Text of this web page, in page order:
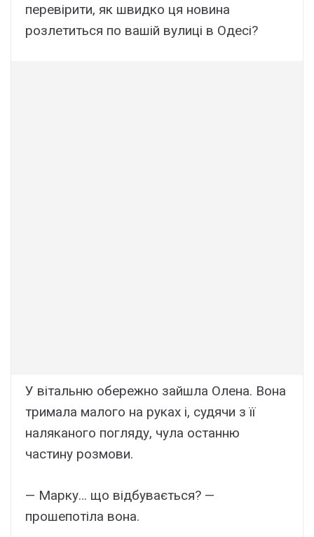
перевірити, як швидко ця новина
розлетиться по вашій вулиці в Одесі?
У вітальню обережно зайшла Олена. Вона
тримала малого на руках і, судячи з її
наляканого погляду, чула останню
частину розмови.
— Марку… що відбувається? —
прошепотіла вона.